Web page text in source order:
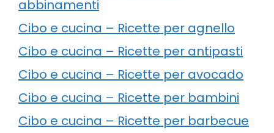
abbinamenti
Cibo e cucina – Ricette per agnello
Cibo e cucina – Ricette per antipasti
Cibo e cucina – Ricette per avocado
Cibo e cucina – Ricette per bambini
Cibo e cucina – Ricette per barbecue